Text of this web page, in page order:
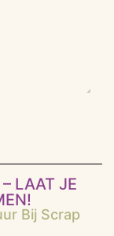
LAAT JE
Bij Scrap